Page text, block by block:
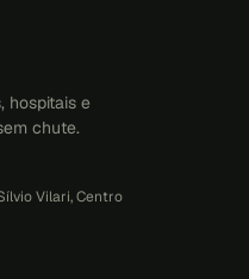
hospitais e
chute.
Vilari, Centro